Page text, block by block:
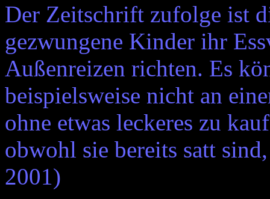
Der Zeitschrift zufolge ist
gezwungene Kinder ihr
Außenreizen richten. Es
beispielsweise nicht an
ohne etwas leckeres zu
obwohl sie bereits satt
2001)